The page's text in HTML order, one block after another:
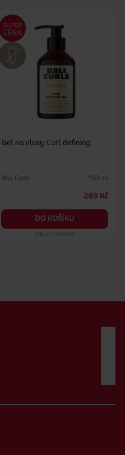
Gel na vlasy Curl defining
Bali Curls 150 ml
269 Kč
DO KOŠÍKU
Obj. č.: 1264661